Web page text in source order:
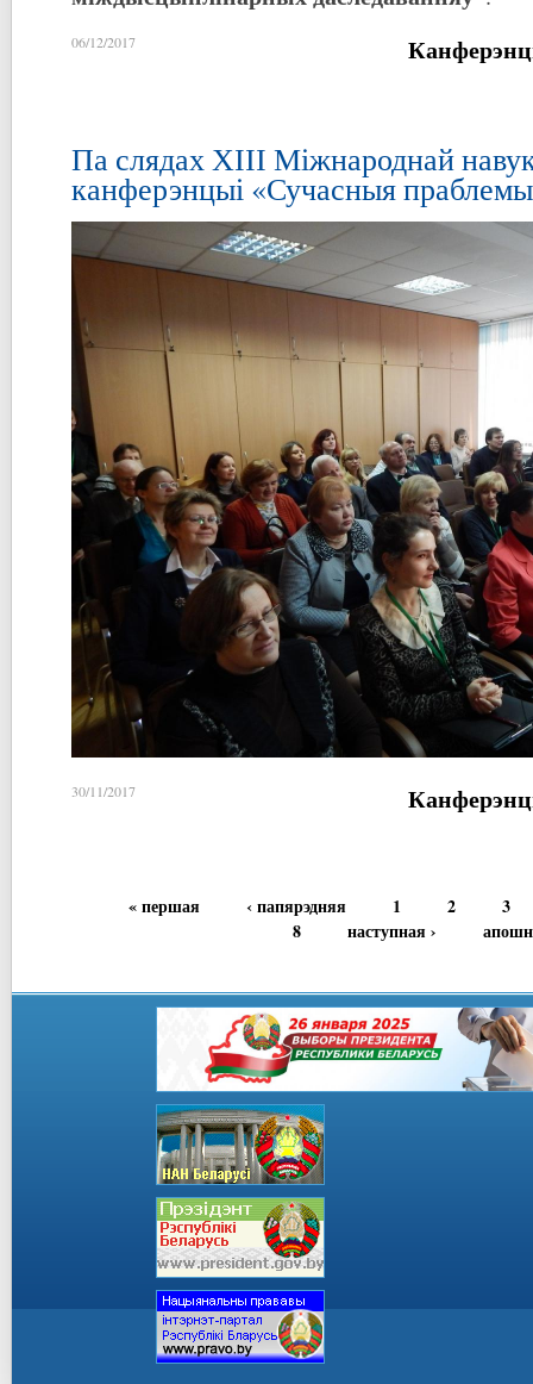
06/12/2017
Па слядах ХІІІ Міжнароднай
канферэнцыі «Сучасныя праблемы
30/11/2017
« першая ‹ папярэдняя 1 2
3
8
наступная ›